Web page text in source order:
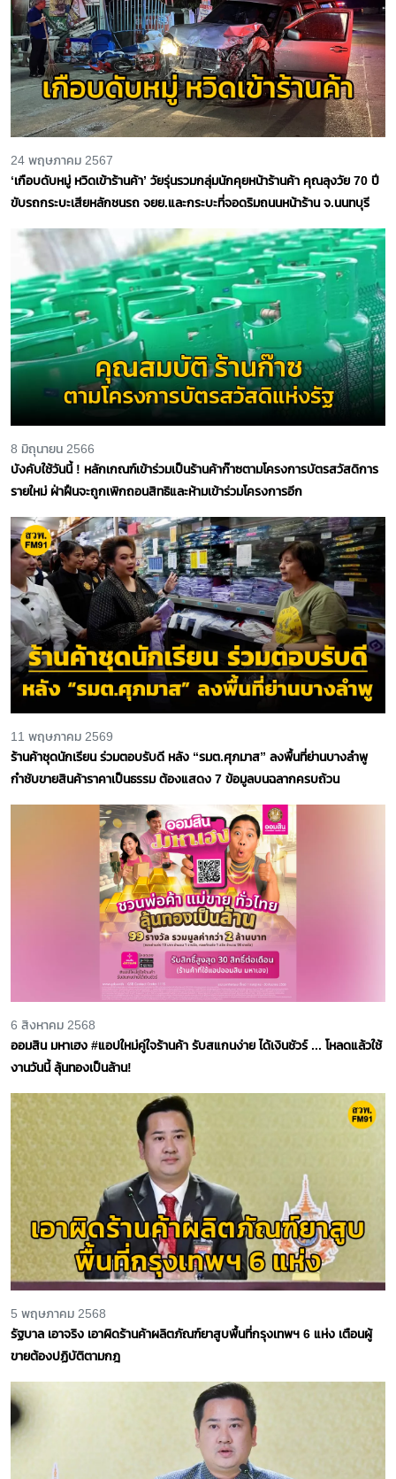
24 พฤษภาคม 2567
‘เกือบดับหมู่ หวิดเข้าร้านค้า’ วัยรุ่นรวมกลุ่มนักคุยหน้าร้านค้า คุณลุงวัย 70 ปี
ขับรถกระบะเสียหลักชนรถ จยย.และกระบะที่จอดริมถนนหน้าร้าน จ.นนทบุรี
8 มิถุนายน 2566
บังคับใช้วันนี้ ! หลักเกณฑ์เข้าร่วมเป็นร้านค้าก๊าซตามโครงการบัตรสวัสดิการ
รายใหม่ ฝ่าฝืนจะถูกเพิกถอนสิทธิและห้ามเข้าร่วมโครงการอีก
11 พฤษภาคม 2569
ร้านค้าชุดนักเรียน ร่วมตอบรับดี หลัง “รมต.ศุภมาส” ลงพื้นที่ย่านบางลำพู
กำชับขายสินค้าราคาเป็นธรรม ต้องแสดง 7 ข้อมูลบนฉลากครบถ้วน
6 สิงหาคม 2568
ออมสิน มหาเฮง #แอปใหม่คู่ใจร้านค้า รับสแกนง่าย ได้เงินชัวร์ ... โหลดแล้วใช้
งานวันนี้ ลุ้นทองเป็นล้าน!
5 พฤษภาคม 2568
รัฐบาล เอาจริง เอาผิดร้านค้าผลิตภัณฑ์ยาสูบพื้นที่กรุงเทพฯ 6 แห่ง เตือนผู้
ขายต้องปฏิบัติตามกฎ